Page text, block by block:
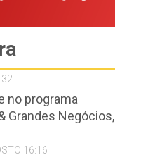
no programa
Grandes Negócios,
16:16